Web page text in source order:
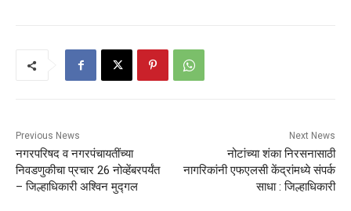
Previous News
नगरपरिषद व नगरपंचायतींच्या
निवडणुकीचा प्रचार 26 नोव्हेंबरपर्यंत
– जिल्हाधिकारी अश्विन मुद्गल
Next News
नोटांच्या शंका निरसनासाठी
नागरिकांनी एफएलसी केंद्रांमध्ये संपर्क
साधा : जिल्हाधिकारी